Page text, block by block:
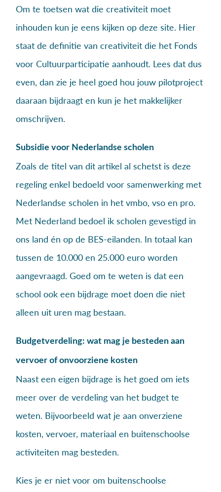
Om te toetsen wat die creativiteit moet
inhouden kun je eens kijken op deze site. Hier
staat de definitie van creativiteit die het Fonds
voor Cultuurparticipatie aanhoudt. Lees dat dus
even, dan zie je heel goed hou jouw pilotproject
daaraan bijdraagt en kun je het makkelijker
omschrijven.
Subsidie voor Nederlandse scholen
Zoals de titel van dit artikel al schetst is deze
regeling enkel bedoeld voor samenwerking met
Nederlandse scholen in het vmbo, vso en pro.
Met Nederland bedoel ik scholen gevestigd in
ons land én op de BES-eilanden. In totaal kan
tussen de 10.000 en 25.000 euro worden
aangevraagd. Goed om te weten is dat een
school ook een bijdrage moet doen die niet
alleen uit uren mag bestaan.
Budgetverdeling: wat mag je besteden aan
vervoer of onvoorziene kosten
Naast een eigen bijdrage is het goed om iets
meer over de verdeling van het budget te
weten. Bijvoorbeeld wat je aan onverziene
kosten, vervoer, materiaal en buitenschoolse
activiteiten mag besteden.
Kies je er niet voor om buitenschoolse